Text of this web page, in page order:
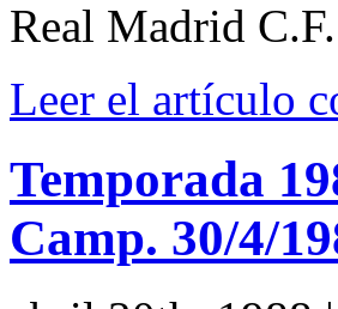
Real Madrid
Leer el artículo
Temporada
Camp. 30/4/